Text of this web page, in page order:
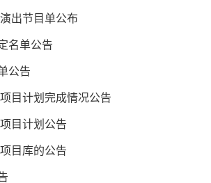
出节目单公布
名单公告
公告
目计划完成情况公告
目计划公告
目库的公告